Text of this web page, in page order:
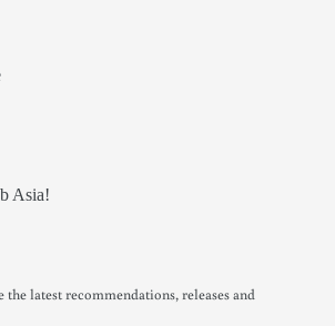
Asia!
the latest recommendations, releases and